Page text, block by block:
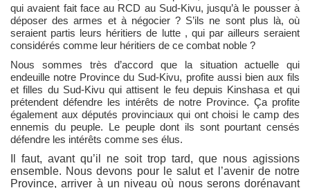
qui avaient fait face au RCD au Sud-Kivu, jusqu’à le pousser à
déposer des armes et à négocier ? S’ils ne sont plus là, où
seraient partis leurs héritiers de lutte , qui par ailleurs seraient
considérés comme leur héritiers de ce combat noble ?
Nous sommes très d’accord que la situation actuelle qui
endeuille notre Province du Sud-Kivu, profite aussi bien aux fils
et filles du Sud-Kivu qui attisent le feu depuis Kinshasa et qui
prétendent défendre les intérêts de notre Province. Ça profite
également aux députés provinciaux qui ont choisi le camp des
ennemis du peuple. Le peuple dont ils sont pourtant censés
défendre les intérêts comme ses élus.
Il faut, avant qu’il ne soit trop tard, que nous agissions
ensemble. Nous devons pour le salut et l’avenir de notre
Province, arriver à un niveau où nous serons dorénavant